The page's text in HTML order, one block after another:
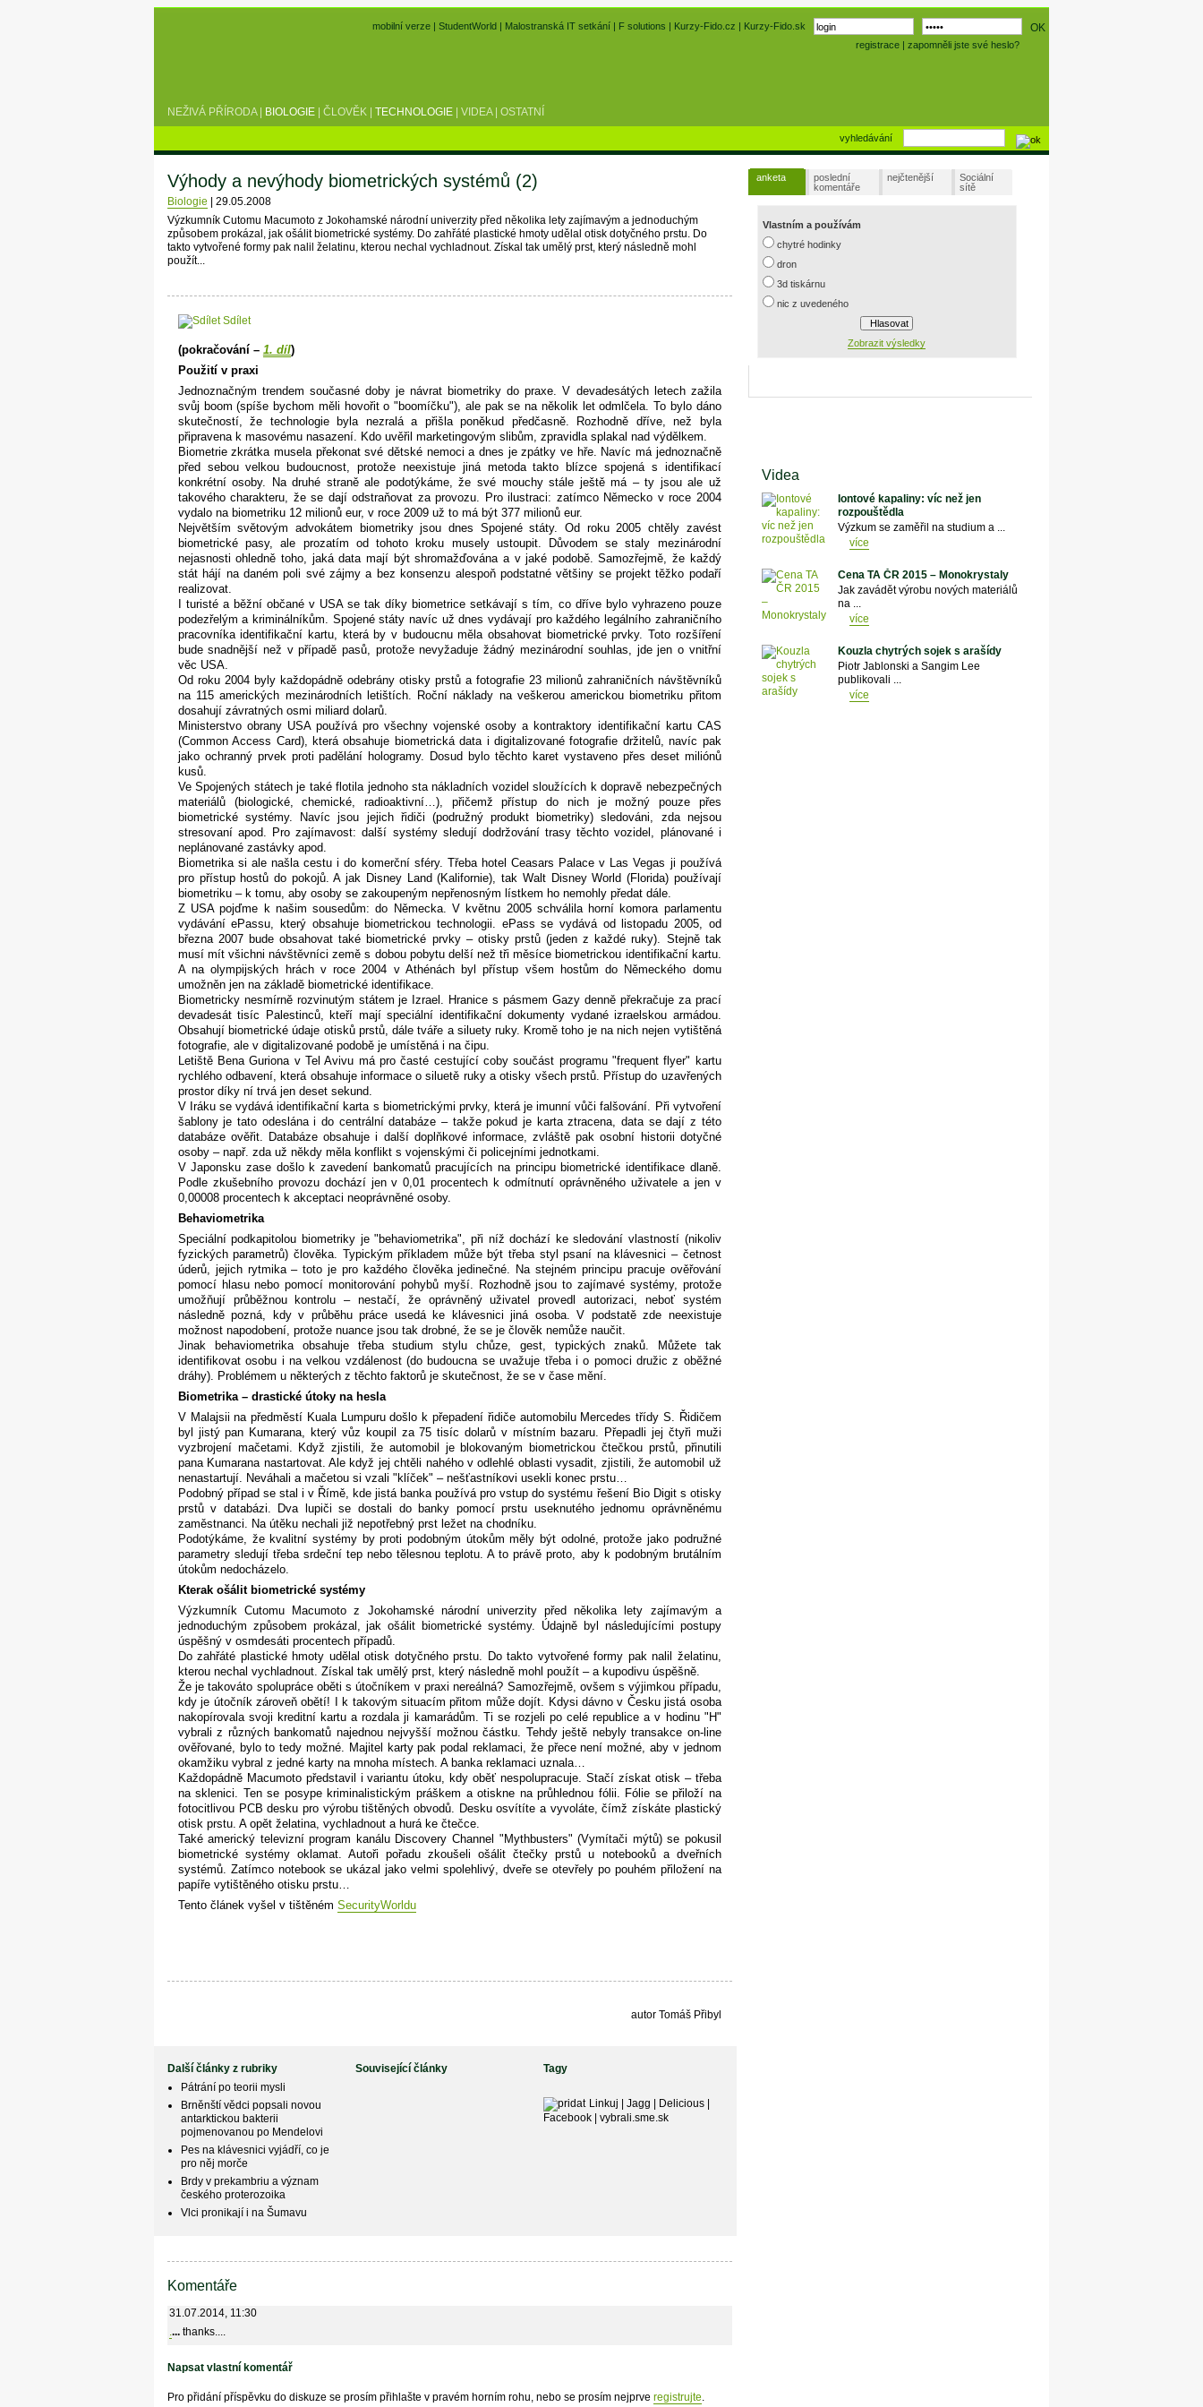
registrace | zapomněli jste své heslo?
mobilní verze |StudentWorld | Malostranská IT setkání | F solutions | Kurzy-Fido.cz | Kurzy-Fido.sk
NEŽIVÁ PŘÍRODA| BIOLOGIE | ČLOVĚK | TECHNOLOGIE | VIDEA| OSTATNÍ
vyhledávání
Výhody a nevýhody biometrických systémů (2)
Biologie
29.05.2008
Výzkumník Cutomu Macumoto z Jokohamské národní univerzity před několika lety zajímavým a jednoduchým
způsobem prokázal, jak ošálit biometrické systémy. Do zahřáté plastické hmoty udělal otisk dotyčného prstu. Do
takto vytvořené formy pak nalil želatinu, kterou nechal vychladnout. Získal tak umělý prst, který následně mohl
použít...
Sdílet
(pokračování – 1. díl)
Použití v praxi
Jednoznačným trendem současné doby je návrat biometriky do praxe. V devadesátých letech zažila
svůj boom (spíše bychom měli hovořit o "boomíčku"), ale pak se na několik let odmlčela. To bylo dáno
skutečností, že technologie byla nezralá a přišla poněkud předčasně. Rozhodně dříve, než byla
připravena k masovému nasazení. Kdo uvěřil marketingovým slibům, zpravidla splakal nad výdělkem.
Biometrie zkrátka musela překonat své dětské nemoci a dnes je zpátky ve hře. Navíc má jednoznačně
před sebou velkou budoucnost, protože neexistuje jiná metoda takto blízce spojená s identifikací
konkrétní osoby. Na druhé straně ale podotýkáme, že své mouchy stále ještě má – ty jsou ale už
takového charakteru, že se dají odstraňovat za provozu. Pro ilustraci: zatímco Německo v roce 2004
vydalo na biometriku 12 milionů eur, v roce 2009 už to má být 377 milionů eur.
Největším světovým advokátem biometriky jsou dnes Spojené státy. Od roku 2005 chtěly zavést
biometrické pasy, ale prozatím od tohoto kroku musely ustoupit. Důvodem se staly mezinárodní
nejasnosti ohledně toho, jaká data mají být shromažďována a v jaké podobě. Samozřejmě, že každý
stát hájí na daném poli své zájmy a bez konsenzu alespoň podstatné většiny se projekt těžko podaří
realizovat.
I turisté a běžní občané v USA se tak díky biometrice setkávají s tím, co dříve bylo vyhrazeno pouze
podezřelým a kriminálníkům. Spojené státy navíc už dnes vydávají pro každého legálního zahraničního
pracovníka identifikační kartu, která by v budoucnu měla obsahovat biometrické prvky. Toto rozšíření
bude snadnější než v případě pasů, protože nevyžaduje žádný mezinárodní souhlas, jde jen o vnitřní
věc USA.
Od roku 2004 byly každopádně odebrány otisky prstů a fotografie 23 milionů zahraničních návštěvníků
na 115 amerických mezinárodních letištích. Roční náklady na veškerou americkou biometriku přitom
dosahují závratných osmi miliard dolarů.
Ministerstvo obrany USA používá pro všechny vojenské osoby a kontraktory identifikační kartu CAS
(Common Access Card), která obsahuje biometrická data i digitalizované fotografie držitelů, navíc pak
jako ochranný prvek proti padělání hologramy. Dosud bylo těchto karet vystaveno přes deset miliónů
kusů.
Ve Spojených státech je také flotila jednoho sta nákladních vozidel sloužících k dopravě nebezpečných
materiálů (biologické, chemické, radioaktivní…), přičemž přístup do nich je možný pouze přes
biometrické systémy. Navíc jsou jejich řidiči (podružný produkt biometriky) sledováni, zda nejsou
stresovaní apod. Pro zajímavost: další systémy sledují dodržování trasy těchto vozidel, plánované i
neplánované zastávky apod.
Biometrika si ale našla cestu i do komerční sféry. Třeba hotel Ceasars Palace v Las Vegas ji používá
pro přístup hostů do pokojů. A jak Disney Land (Kalifornie), tak Walt Disney World (Florida) používají
biometriku – k tomu, aby osoby se zakoupeným nepřenosným lístkem ho nemohly předat dále.
Z USA pojďme k našim sousedům: do Německa. V květnu 2005 schválila horní komora parlamentu
vydávání ePassu, který obsahuje biometrickou technologii. ePass se vydává od listopadu 2005, od
března 2007 bude obsahovat také biometrické prvky – otisky prstů (jeden z každé ruky). Stejně tak
musí mít všichni návštěvníci země s dobou pobytu delší než tři měsíce biometrickou identifikační kartu.
A na olympijských hrách v roce 2004 v Athénách byl přístup všem hostům do Německého domu
umožněn jen na základě biometrické identifikace.
Biometricky nesmírně rozvinutým státem je Izrael. Hranice s pásmem Gazy denně překračuje za prací
devadesát tisíc Palestinců, kteří mají speciální identifikační dokumenty vydané izraelskou armádou.
Obsahují biometrické údaje otisků prstů, dále tváře a siluety ruky. Kromě toho je na nich nejen vytištěná
fotografie, ale v digitalizované podobě je umístěná i na čipu.
Letiště Bena Guriona v Tel Avivu má pro časté cestující coby součást programu "frequent flyer" kartu
rychlého odbavení, která obsahuje informace o siluetě ruky a otisky všech prstů. Přístup do uzavřených
prostor díky ní trvá jen deset sekund.
V Iráku se vydává identifikační karta s biometrickými prvky, která je imunní vůči falšování. Při vytvoření
šablony je tato odeslána i do centrální databáze – takže pokud je karta ztracena, data se dají z této
databáze ověřit. Databáze obsahuje i další doplňkové informace, zvláště pak osobní historii dotyčné
osoby – např. zda už někdy měla konflikt s vojenskými či policejními jednotkami.
V Japonsku zase došlo k zavedení bankomatů pracujících na principu biometrické identifikace dlaně.
Podle zkušebního provozu dochází jen v 0,01 procentech k odmítnutí oprávněného uživatele a jen v
0,00008 procentech k akceptaci neoprávněné osoby.
Behaviometrika
Speciální podkapitolou biometriky je "behaviometrika", při níž dochází ke sledování vlastností (nikoliv
fyzických parametrů) člověka. Typickým příkladem může být třeba styl psaní na klávesnici – četnost
úderů, jejich rytmika – toto je pro každého člověka jedinečné. Na stejném principu pracuje ověřování
pomocí hlasu nebo pomocí monitorování pohybů myší. Rozhodně jsou to zajímavé systémy, protože
umožňují průběžnou kontrolu – nestačí, že oprávněný uživatel provedl autorizaci, neboť systém
následně pozná, kdy v průběhu práce usedá ke klávesnici jiná osoba. V podstatě zde neexistuje
možnost napodobení, protože nuance jsou tak drobné, že se je člověk nemůže naučit.
Jinak behaviometrika obsahuje třeba studium stylu chůze, gest, typických znaků. Můžete tak
identifikovat osobu i na velkou vzdálenost (do budoucna se uvažuje třeba i o pomoci družic z oběžné
dráhy). Problémem u některých z těchto faktorů je skutečnost, že se v čase mění.
Biometrika – drastické útoky na hesla
V Malajsii na předměstí Kuala Lumpuru došlo k přepadení řidiče automobilu Mercedes třídy S. Řidičem
byl jistý pan Kumarana, který vůz koupil za 75 tisíc dolarů v místním bazaru. Přepadli jej čtyři muži
vyzbrojení mačetami. Když zjistili, že automobil je blokovaným biometrickou čtečkou prstů, přinutili
pana Kumarana nastartovat. Ale když jej chtěli nahého v odlehlé oblasti vysadit, zjistili, že automobil už
nenastartují. Neváhali a mačetou si vzali "klíček" – nešťastníkovi usekli konec prstu…
Podobný případ se stal i v Římě, kde jistá banka používá pro vstup do systému řešení Bio Digit s otisky
prstů v databázi. Dva lupiči se dostali do banky pomocí prstu useknutého jednomu oprávněnému
zaměstnanci. Na útěku nechali již nepotřebný prst ležet na chodníku.
Podotýkáme, že kvalitní systémy by proti podobným útokům měly být odolné, protože jako podružné
parametry sledují třeba srdeční tep nebo tělesnou teplotu. A to právě proto, aby k podobným brutálním
útokům nedocházelo.
Kterak ošálit biometrické systémy
Výzkumník Cutomu Macumoto z Jokohamské národní univerzity před několika lety zajímavým a
jednoduchým způsobem prokázal, jak ošálit biometrické systémy. Údajně byl následujícími postupy
úspěšný v osmdesáti procentech případů.
Do zahřáté plastické hmoty udělal otisk dotyčného prstu. Do takto vytvořené formy pak nalil želatinu,
kterou nechal vychladnout. Získal tak umělý prst, který následně mohl použít – a kupodivu úspěšně.
Že je takováto spolupráce oběti s útočníkem v praxi nereálná? Samozřejmě, ovšem s výjimkou případu,
kdy je útočník zároveň obětí! I k takovým situacím přitom může dojít. Kdysi dávno v Česku jistá osoba
nakopírovala svoji kreditní kartu a rozdala ji kamarádům. Ti se rozjeli po celé republice a v hodinu "H"
vybrali z různých bankomatů najednou nejvyšší možnou částku. Tehdy ještě nebyly transakce on-line
ověřované, bylo to tedy možné. Majitel karty pak podal reklamaci, že přece není možné, aby v jednom
okamžiku vybral z jedné karty na mnoha místech. A banka reklamaci uznala…
Každopádně Macumoto představil i variantu útoku, kdy oběť nespolupracuje. Stačí získat otisk – třeba
na sklenici. Ten se posype kriminalistickým práškem a otiskne na průhlednou fólii. Fólie se přiloží na
fotocitlivou PCB desku pro výrobu tištěných obvodů. Desku osvítíte a vyvoláte, čímž získáte plastický
otisk prstu. A opět želatina, vychladnout a hurá ke čtečce.
Také americký televizní program kanálu Discovery Channel "Mythbusters" (Vymítači mýtů) se pokusil
biometrické systémy oklamat. Autoři pořadu zkoušeli ošálit čtečky prstů u notebooků a dveřních
systémů. Zatímco notebook se ukázal jako velmi spolehlivý, dveře se otevřely po pouhém přiložení na
papíře vytištěného otisku prstu…
Tento článek vyšel v tištěném SecurityWorldu
autor Tomáš Přibyl
Další články z rubriky
Pátrání po teorii mysli
Brněnští vědci popsali novou
antarktickou bakterii
pojmenovanou po Mendelovi
Pes na klávesnici vyjádří, co je
pro něj morče
Brdy v prekambriu a význam
českého proterozoika
Vlci pronikají i na Šumavu
Související články Tagy
Linkuj Jagg Delicious|
Facebook |vybrali.sme.sk
Komentáře
31.07.2014, 11:30
.... thanks....
Napsat vlastní komentář
Pro přidání příspěvku do diskuze se prosím přihlašte v pravém horním rohu, nebo se prosím nejprve registrujte.
anketa
poslední
komentáře
nejčtenější
Sociální
sítě
Vlastním a používám
chytré hodinky
dron
3d tiskárnu
nic z uvedeného
Zobrazit výsledky
Videa
Iontové kapaliny: víc než jen
rozpouštědla
Výzkum se zaměřil na studium a ...
více
Cena TA ČR 2015 – Monokrystaly
Jak zavádět výrobu nových materiálů
na ...
více
Kouzla chytrých sojek s arašídy
Piotr Jablonski a Sangim Lee
publikovali ...
více